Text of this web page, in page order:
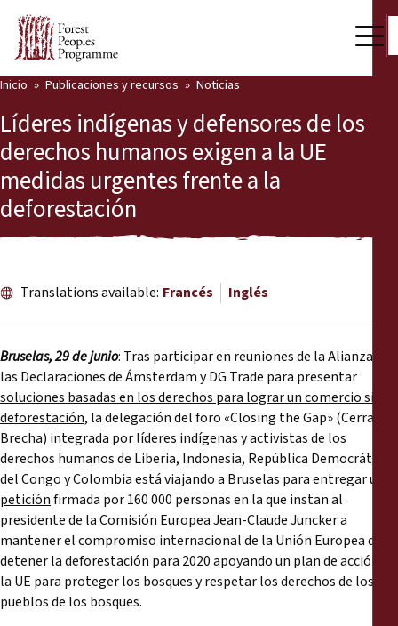
Apóyenos
Nuestro trabajo
Voces comunitarias
Socios y Países
Últimas noticias
Noticias
Informes
Comunicados de prensa
Materiales de capacitación
Documentos informativos
Presentaciones legales
Inicio Publicaciones y recursos Noticias
Líderes indígenas y defensores de los
derechos humanos exigen a la UE
medidas urgentes frente a la
deforestación
Translations available: Francés Inglés
Bruselas, 29 de junio: Tras participar en reuniones de la Alianza de
las Declaraciones de Ámsterdam y DG Trade para presentar
soluciones basadas en los derechos para lograr un comercio sin
deforestación, la delegación del foro «Closing the Gap» (Cerrar la
Brecha) integrada por líderes indígenas y activistas de los
derechos humanos de Liberia, Indonesia, República Democrática
del Congo y Colombia está viajando a Bruselas para entregar una
peticiónfirmada por 160 000 personas en la que instan al
presidente de la Comisión Europea Jean-Claude Juncker a
mantener el compromiso internacional de la Unión Europea de
detener la deforestación para 2020 apoyando un plan de acción de
la UE para proteger los bosques y respetar los derechos de los
pueblos de los bosques.